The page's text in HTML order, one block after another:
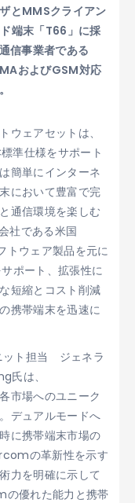
とMMSクライアン
端末「T66」に採
信事業者である
およびGSM対応
ウェアセットは、
準仕様をサポート
簡単にインターネ
において豊富で完
通信環境を楽しむ
社である米国
ウェア製品を元に
ポート、拡張性に
短縮とコスト削減
携帯端末を迅速に
ット担当 ジェネラ
氏は、
市場へのユニーク
デュアルモードへ
に携帯端末市場の
の革新性を示す
力を明確に示して
の優れた能力と携帯